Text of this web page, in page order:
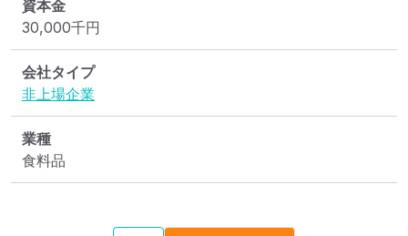
資本金
30,000千円
会社タイプ
非上場企業
業種
食料品